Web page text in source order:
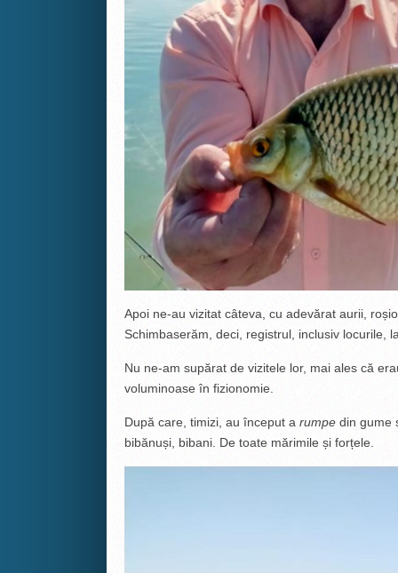
Apoi ne-au vizitat câteva, cu adevărat aurii,
Schimbaserăm, deci, registrul, inclusiv locurile,
Nu ne-am supărat de vizitele lor, mai ales că
voluminoase în fizionomie.
După care, timizi, au început a rumpe din gume
bibănuși, bibani. De toate mărimile și forțele.